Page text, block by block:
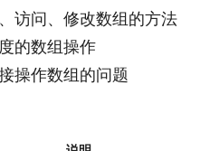
访问、修改数组的方法
的数组操作
操作数组的问题